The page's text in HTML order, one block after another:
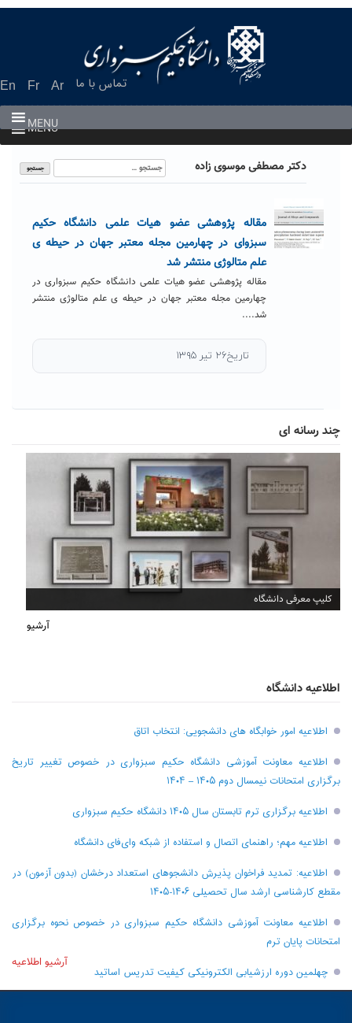
En Fr Ar تماس با ما
MENU
MENU
دکتر مصطفی موسوی زاده
جستجو
برای:
مقاله پژوهشی عضو هیات علمی دانشگاه حکیم
سبزوای در چهارمین مجله معتبر جهان در حیطه ی
علم متالوژی منتشر شد
مقاله پژوهشی عضو هیات علمی دانشگاه حکیم سبزواری در
چهارمین مجله معتبر جهان در حیطه ی علم متالوژی منتشر
شد....
تاریخ۲۶ تیر ۱۳۹۵
چند رسانه ای
افتتاح دفتر انجمن آثار و مفاخر سبزوار
آرشیو
اطلاعیه دانشگاه
اطلاعیه امور خوابگاه های دانشجویی: انتخاب اتاق
اطلاعیه معاونت آموزشی دانشگاه حکیم سبزواری در خصوص تغییر تاریخ
برگزاری امتحانات نیمسال دوم ۱۴۰۵ – ۱۴۰۴
اطلاعیه برگزاری ترم تابستان سال ۱۴۰۵ دانشگاه حکیم سبزواری
اطلاعیه مهم؛ راهنمای اتصال و استفاده از شبکه وای‌فای دانشگاه
اطلاعیه: تمدید فراخوان پذیرش دانشجو‌های استعداد درخشان (بدون آزمون) در
مقطع کارشناسی ارشد سال تحصیلی ۱۴۰۶-۱۴۰۵
اطلاعیه معاونت آموزشی دانشگاه حکیم سبزواری در خصوص نحوه برگزاری
امتحانات پایان ترم
چهلمین دوره ارزشیابی الکترونیکی کیفیت تدریس اساتید
آرشیو اطلاعیه